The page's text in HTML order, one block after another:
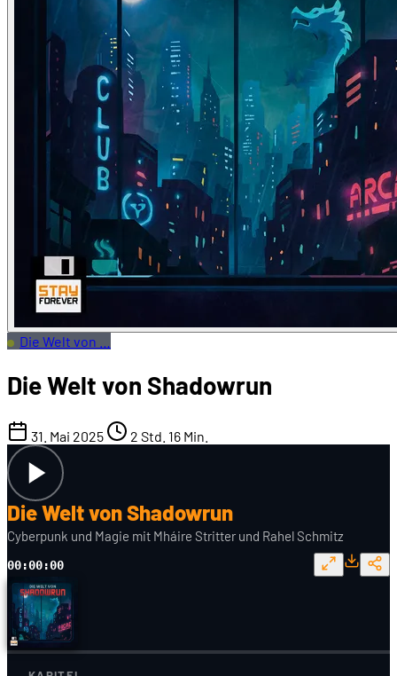
Die Welt von …
Die Welt von Shadowrun
31. Mai 2025 2 Std. 16 Min.
Die Welt von Shadowrun
Cyberpunk und Magie mit Mháire Stritter und Rahel Schmitz
00:00:00